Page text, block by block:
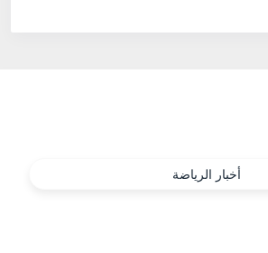
أخبار الرياضة